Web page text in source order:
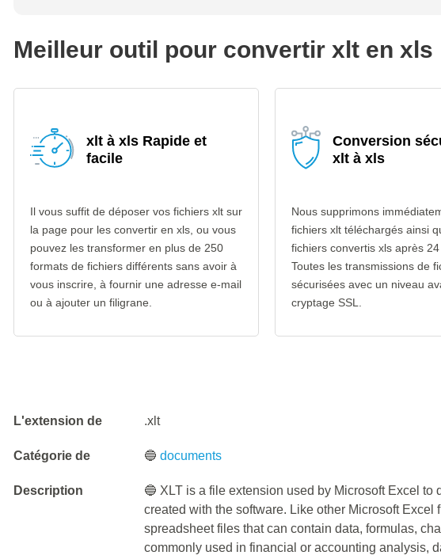
Meilleur outil pour convertir xlt en xls
xlt à xls Rapide et
facile
Il vous suffit de déposer vos fichiers xlt sur
la page pour les convertir en xls, ou vous
pouvez les transformer en plus de 250
formats de fichiers différents sans avoir à
vous inscrire, à fournir une adresse e-mail
ou à ajouter un filigrane.
Conversion
xlt à xls
Nous supprimons
fichiers xlt téléchargés ainsi
fichiers convertis xls après 24
Toutes les transmissions de
sécurisées avec un niveau
cryptage SSL.
L'extension de .xlt
Catégorie de 🔵documents
Description
🔵 XLT is a file extension used by Microsoft Excel to
created with the software. Like other Microsoft Excel
spreadsheet files that can contain data, formulas,
commonly used in financial or accounting analysis,